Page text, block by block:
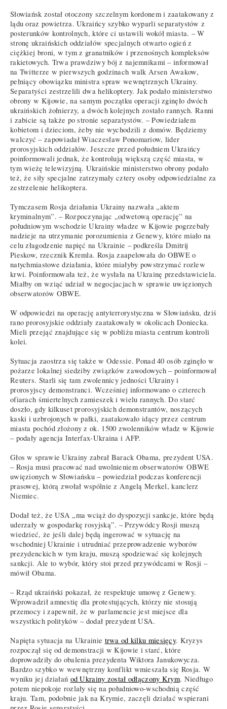
Słowiańsk został otoczony szczelnym kordonem i zaatakowany z
lądu oraz powietrza. Ukraińcy szybko wyparli separatystów z
posterunków kontrolnych, które ci ustawili wokół miasta. – W
stronę ukraińskich oddziałów specjalnych otwarto ogień z
ciężkiej broni, w tym z granatników i przenośnych kompleksów
rakietowych. Trwa prawdziwy bój z najemnikami – informował
na Twitterze w pierwszych godzinach walk Arsen Awakow,
pełniący obowiązku ministra spraw wewnętrznych Ukrainy.
Separatyści zestrzelili dwa helikoptery. Jak podało ministerstwo
obrony w Kijowie, na samym początku operacji zginęło dwóch
ukraińskich żołnierzy, a dwóch kolejnych zostało rannych. Ranni
i zabicie są także po stronie separatystów. – Powiedziałem
kobietom i dzieciom, żeby nie wychodzili z domów. Będziemy
walczyć – zapowiadał Wiaczesław Ponomariow, lider
prorosyjskich oddziałów. Jeszcze przed południem Ukraińcy
poinformowali jednak, że kontrolują większą część miasta, w
tym wieżę telewizyjną. Ukraińskie ministerstwo obrony podało
też, że siły specjalne zatrzymały cztery osoby odpowiedzialne za
zestrzelenie helikoptera.
Tymczasem Rosja działania Ukrainy nazwała „aktem
kryminalnym”. – Rozpoczynając „odwetową operację” na
południowym wschodzie Ukrainy władze w Kijowie pogrzebały
nadzieje na utrzymanie porozumienia z Genewy, które miało na
celu złagodzenie napięć na Ukrainie – podkreśla Dmitrij
Pieskow, rzecznik Kremla. Rosja zaapelowała do OBWE o
natychmiastowe działania, które miałyby powstrzymać rozlew
krwi. Poinformowała też, że wysłała na Ukrainę przedstawiciela.
Miałby on wziąć udział w negocjacjach w sprawie uwięzionych
obserwatorów OBWE.
W odpowiedzi na operację antyterrorystyczna w Słowiańsku, dziś
rano prorosyjskie oddziały zaatakowały w okolicach Doniecka.
Mieli przejąć znajdujące się w pobliżu miasta centrum kontroli
kolei.
Sytuacja zaostrza się także w Odessie. Ponad 40 osób zginęło w
pożarze lokalnej siedziby związków zawodowych – poinformował
Reuters. Starli się tam zwolennicy jedności Ukrainy i
prorosyjscy demonstranci. Wcześniej informowano o czterech
ofiarach śmiertelnych zamieszek i wielu rannych. Do starć
doszło, gdy kilkuset prorosyjskich demonstrantów, noszących
kaski i uzbrojonych w pałki, zaatakowało idący przez centrum
miasta pochód złożony z ok. 1500 zwolenników władz w Kijowie
– podały agencja Interfax-Ukraina i AFP.
Głos w sprawie Ukrainy zabrał Barack Obama, prezydent USA.
– Rosja musi pracować nad uwolnieniem obserwatorów OBWE
uwięzionych w Słowiańsku – powiedział podczas konferencji
prasowej, którą zwołał wspólnie z Angelą Merkel, kanclerz
Niemiec.
Dodał też, że USA „ma wciąż do dyspozycji sankcje, które będą
uderzały w gospodarkę rosyjską”. – Przywódcy Rosji muszą
wiedzieć, że jeśli dalej będą ingerować w sytuację na
wschodniej Ukrainie i utrudniać przeprowadzenie wyborów
prezydenckich w tym kraju, muszą spodziewać się kolejnych
sankcji. Ale to wybór, który stoi przed przywódcami w Rosji –
mówił Obama.
– Rząd ukraiński pokazał, że respektuje umowę z Genewy.
Wprowadził amnestię dla protestujących, którzy nie stosują
przemocy i zapewnił, że w parlamencie jest miejsce dla
wszystkich polityków – dodał prezydent USA.
Napięta sytuacja na Ukrainie trwa od kilku miesięcy. Kryzys
rozpoczął się od demonstracji w Kijowie i starć, które
doprowadziły do obalenia prezydenta Wiktora Janukowycza.
Bardzo szybko w wewnętrzny konflikt wmieszała się Rosja. W
wyniku jej działań od Ukrainy został odłączony Krym. Niedługo
potem niepokoje rozlały się na południowo-wschodnią część
kraju. Tam, podobnie jak na Krymie, zaczęli działać wspierani